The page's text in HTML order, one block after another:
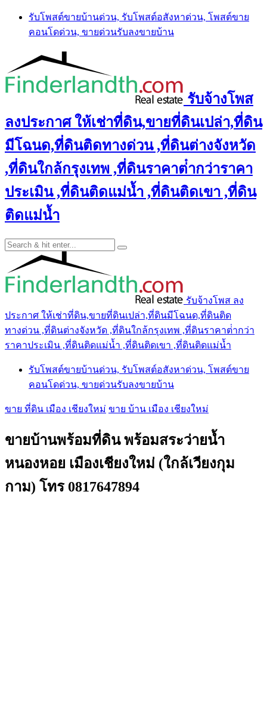
Skip
content
รับโพสต์ขายบ้านด่วน, รับโพสต์อสังหาด่วน, โพสต์ขาย
คอนโดด่วน, ขายด่วนรับลงขายบ้าน
รับจ้างโพส
ลงประกาศ ให้เช่าที่ดิน,ขายที่ดินเปล่า,ที่ดิน
มีโฉนด,ที่ดินติดทางด่วน ,ที่ดินต่างจังหวัด
,ที่ดินใกล้กรุงเทพ ,ที่ดินราคาต่ํากว่าราคา
ประเมิน ,ที่ดินติดแม่น้ำ ,ที่ดินติดเขา ,ที่ดิน
ติดแม่น้ำ
รับจ้างโพส ลง
ประกาศ ให้เช่าที่ดิน,ขายที่ดินเปล่า,ที่ดินมีโฉนด,ที่ดินติด
ทางด่วน ,ที่ดินต่างจังหวัด ,ที่ดินใกล้กรุงเทพ ,ที่ดินราคาต่ํากว่า
ราคาประเมิน ,ที่ดินติดแม่น้ำ ,ที่ดินติดเขา ,ที่ดินติดแม่น้ำ
รับโพสต์ขายบ้านด่วน, รับโพสต์อสังหาด่วน, โพสต์ขาย
คอนโดด่วน, ขายด่วนรับลงขายบ้าน
ขาย ที่ดิน เมือง เชียงใหม่ ขาย บ้าน เมือง เชียงใหม่
ขายบ้านพร้อมที่ดิน พร้อมสระว่ายน้ำ
หนองหอย เมืองเชียงใหม่ (ใกล้เวียงกุม
กาม) โทร 0817647894